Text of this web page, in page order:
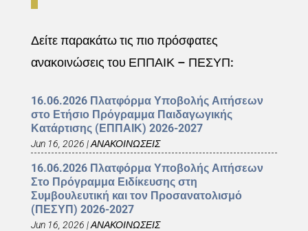
Δείτε παρακάτω τις πιο πρόσφατες
ανακοινώσεις του ΕΠΠΑΙΚ – ΠΕΣΥΠ:
16.06.2026 Πλατφόρμα Υποβολής Αιτήσεων
στο Ετήσιο Πρόγραμμα Παιδαγωγικής
Κατάρτισης (ΕΠΠΑΙΚ) 2026-2027
Jun 16, 2026 |ΑΝΑΚΟΙΝΩΣΕΙΣ
16.06.2026 Πλατφόρμα Υποβολής Αιτήσεων
Στο Πρόγραμμα Ειδίκευσης στη
Συμβουλευτική και τον Προσανατολισμό
(ΠΕΣΥΠ) 2026-2027
Jun 16, 2026 |ΑΝΑΚΟΙΝΩΣΕΙΣ